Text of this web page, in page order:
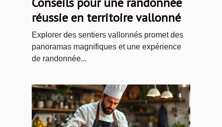
réussie en territoire vallonné
Explorer des sentiers vallonnés promet des
panoramas magnifiques et une expérience
de randonnée...